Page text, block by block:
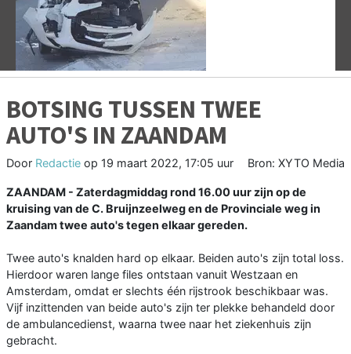
Vorige
BOTSING TUSSEN TWEE
AUTO'S IN ZAANDAM
Door Redactie op 19 maart 2022, 17:05 uur Bron: XYTO Media
ZAANDAM - Zaterdagmiddag rond 16.00 uur zijn op de
kruising van de C. Bruijnzeelweg en de Provinciale weg in
Zaandam twee auto's tegen elkaar gereden.
Twee auto's knalden hard op elkaar. Beiden auto's zijn total loss.
Hierdoor waren lange files ontstaan vanuit Westzaan en
Amsterdam, omdat er slechts één rijstrook beschikbaar was.
Vijf inzittenden van beide auto's zijn ter plekke behandeld door
de ambulancedienst, waarna twee naar het ziekenhuis zijn
gebracht.